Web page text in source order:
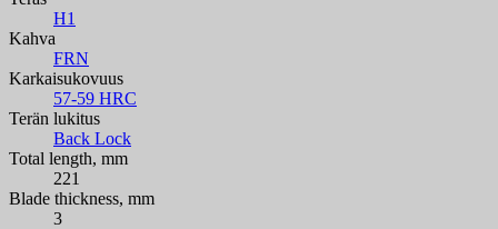
H1
Kahva
FRN
Karkaisukovuus
57-59 HRC
Terän lukitus
Back Lock
Total length, mm
221
Blade thickness, mm
3